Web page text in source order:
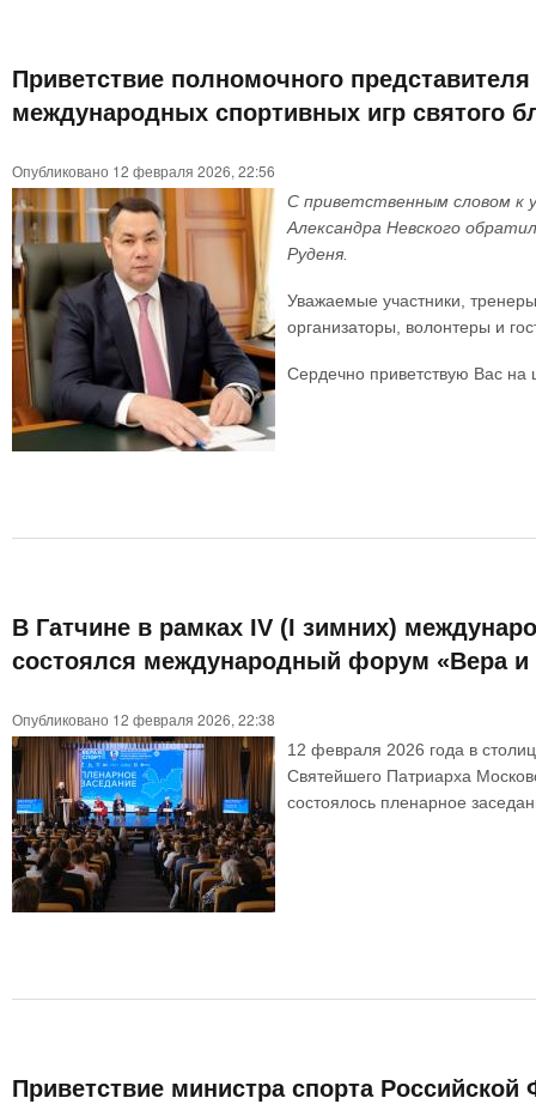
Приветствие полномочного
международных спортивных игр святого
Опубликовано 12 февраля 2026, 22:56
С приветственным словом к
Александра Невского
Руденя.
Уважаемые участники,
организаторы, волонтеры и
Сердечно приветствую Вас на
В Гатчине в рамках IV (I зимних)
состоялся международный форум «Вера и
Опубликовано 12 февраля 2026, 22:38
12 февраля 2026 года в
Святейшего Патриарха
состоялось пленарное
Приветствие министра спорта